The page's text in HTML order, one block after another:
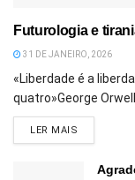
Futurologia e
31 DE JANEIRO, 2026
«Liberdade é a
quatro»George
LER MAIS